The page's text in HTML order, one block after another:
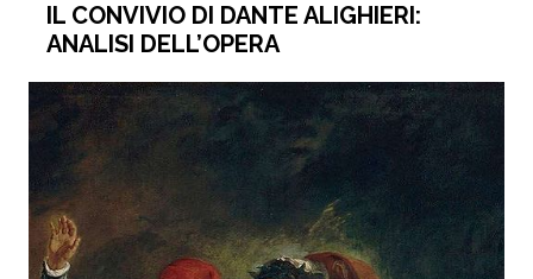
IL CONVIVIO DI DANTE ALIGHIERI:
ANALISI DELL’OPERA